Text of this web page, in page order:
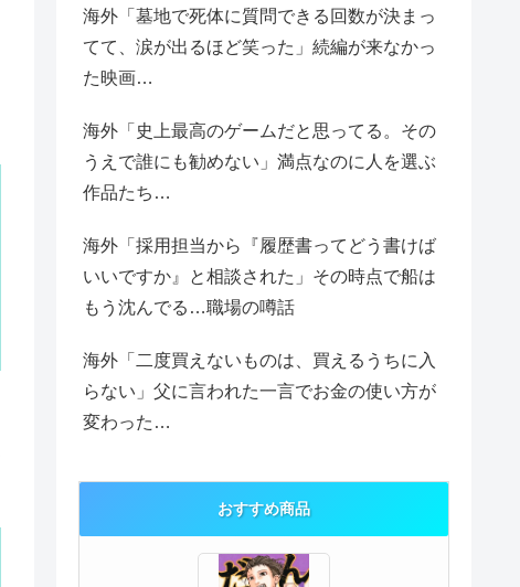
海外「墓地で死体に質問できる回数が決まっ
てて、涙が出るほど笑った」続編が来なかっ
た映画…
海外「史上最高のゲームだと思ってる。その
うえで誰にも勧めない」満点なのに人を選ぶ
作品たち…
海外「採用担当から『履歴書ってどう書けば
いいですか』と相談された」その時点で船は
もう沈んでる…職場の噂話
海外「二度買えないものは、買えるうちに入
らない」父に言われた一言でお金の使い方が
変わった…
おすすめ商品